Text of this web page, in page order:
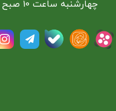
چهارشنبه ساعت 10 صبح الی 13)